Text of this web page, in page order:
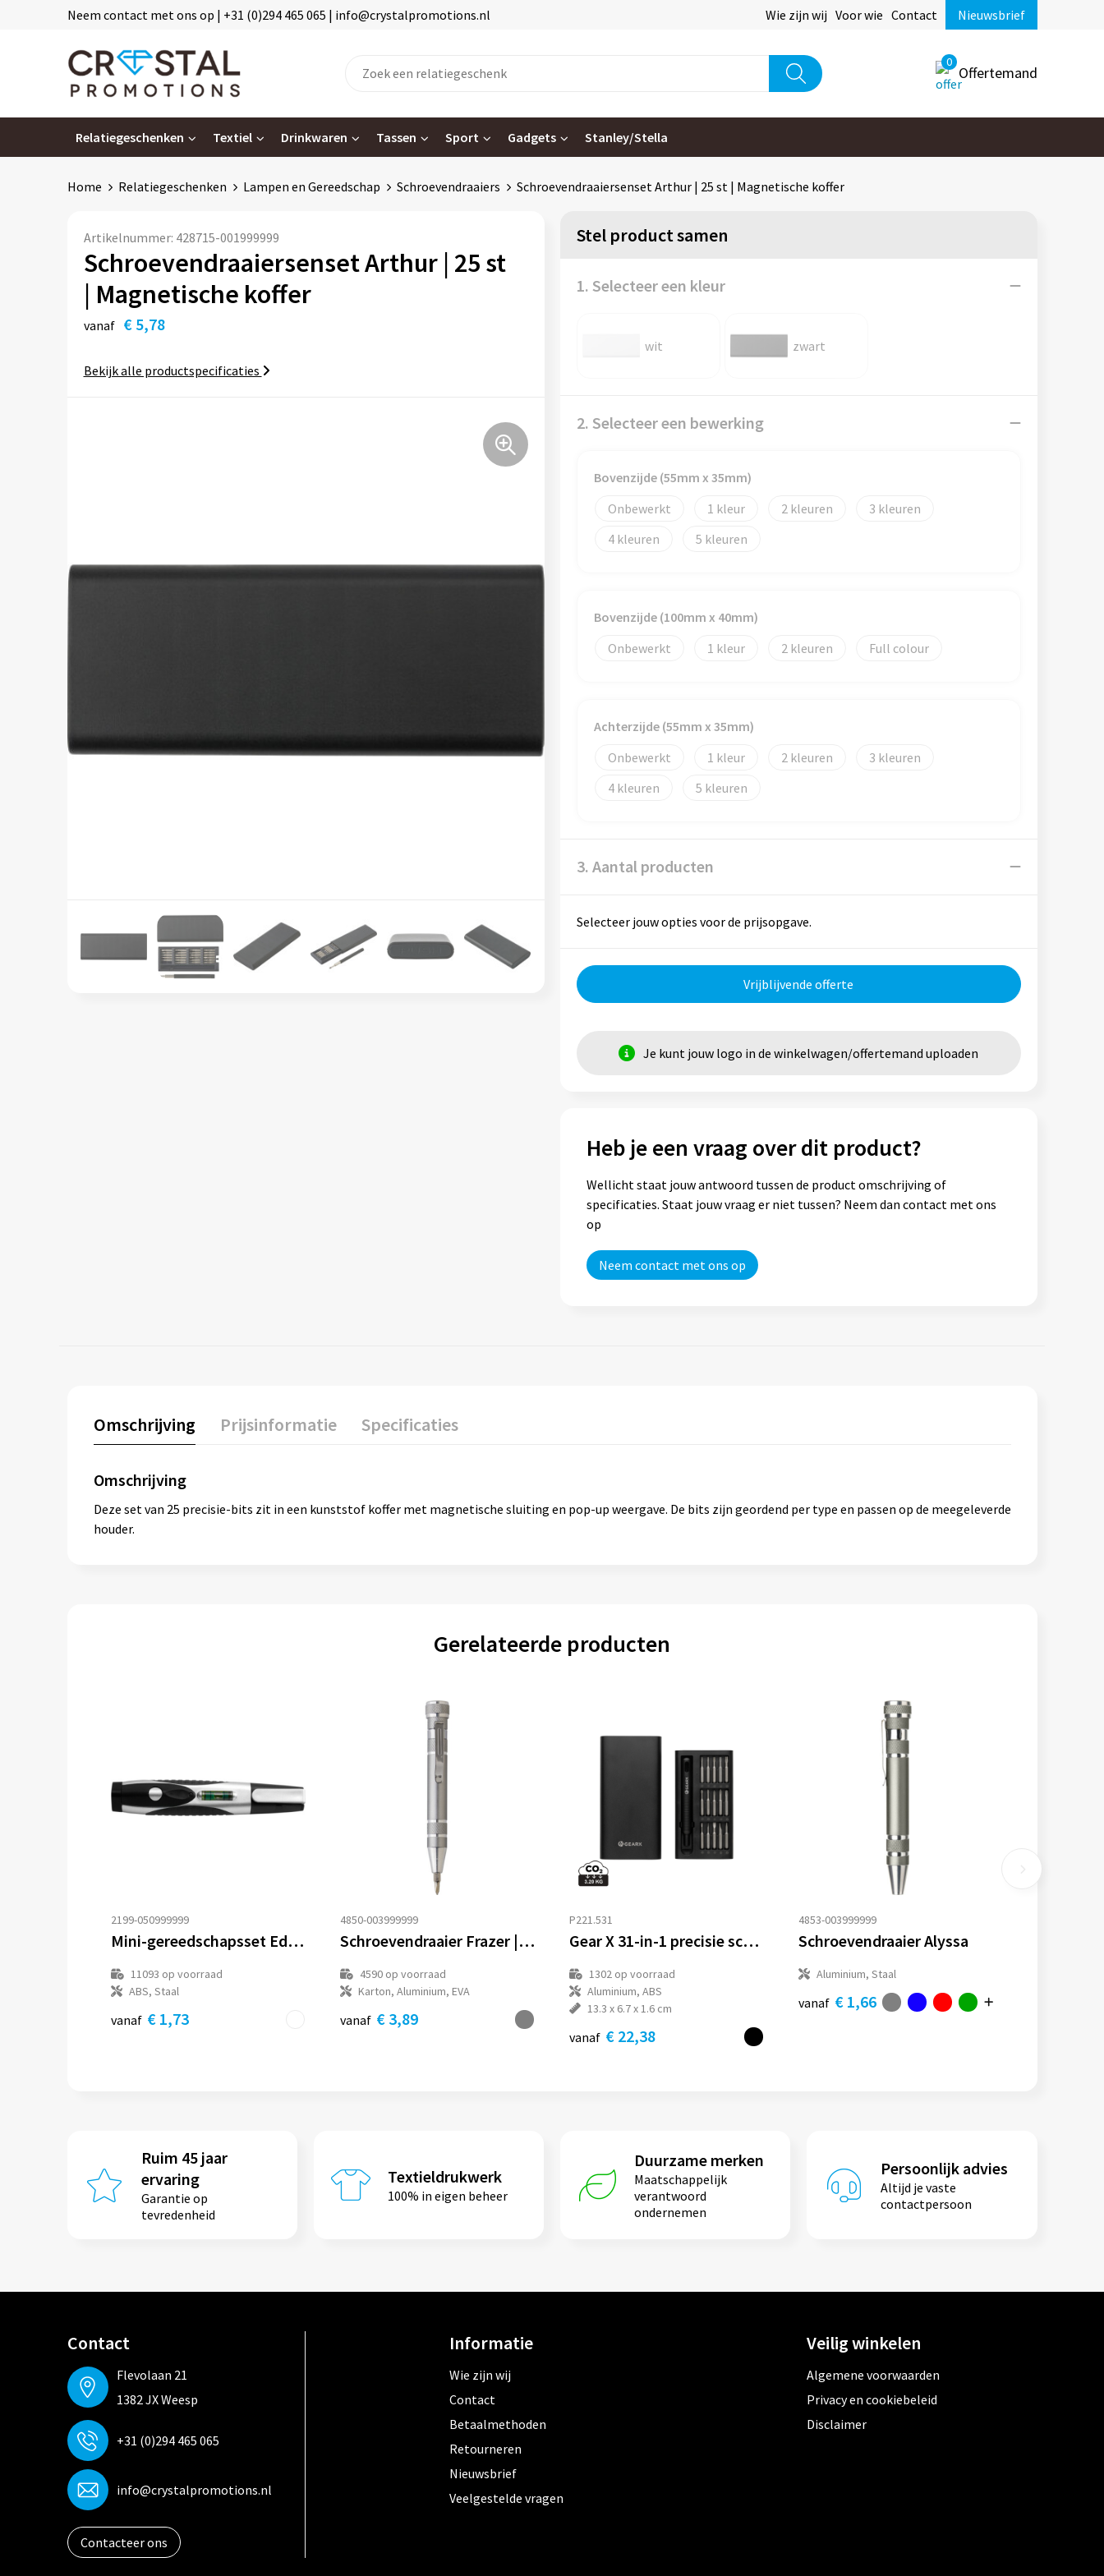
Neem contact met ons op | +31 (0)294 465 065 | info@crystalpromotions.nl Wie zijn wij Voor wie Contact Nieuwsbrief
0
Offertemand
Relatiegeschenken Textiel Drinkwaren Tassen Sport Gadgets Stanley/Stella
Home Relatiegeschenken Lampen en Gereedschap Schroevendraaiers Schroevendraaiersenset Arthur | 25 st | Magnetische koffer
Artikelnummer: 428715-001999999
Schroevendraaiersenset Arthur | 25 st
| Magnetische koffer
vanaf € 5,78
Bekijk alle productspecificaties
Stel product samen
1. Selecteer een kleur
wit zwart
2. Selecteer een bewerking
Bovenzijde (55mm x 35mm)
Onbewerkt
1 2
3
4
5
Bovenzijde (100mm x 40mm)
Onbewerkt
1 2 Full colour
Achterzijde (55mm x 35mm)
Onbewerkt
1 2
3
4
5
3. Aantal producten
Selecteer jouw opties voor de prijsopgave.
Vrijblijvende offerte
Je kunt jouw logo in de winkelwagen/offertemand uploaden
Heb je een vraag over dit product?
Wellicht staat jouw antwoord tussen de product omschrijving of
specificaties. Staat jouw vraag er niet tussen? Neem dan contact met ons
op
Neem contact met ons op
Omschrijving Prijsinformatie Specificaties
Omschrijving
Deze set van 25 precisie-bits zit in een kunststof koffer met magnetische sluiting en pop-up weergave. De bits zijn geordend per type en passen op de meegeleverde
houder.
Gerelateerde producten
2199-050999999
Mini-gereedschapsset Edith | 2-in-1 | LED
11093 op voorraad
ABS, Staal
vanaf € 1,73
4850-003999999
Schroevendraaier Frazer | Aluminium | Met lampje
4590op voorraad
Karton, Aluminium, EVA
vanaf € 3,89
P221.531
Gear X 31-in-1 precisie schroeven-draaierset
1302 op voorraad
Aluminium, ABS
13.3 x 6.7 x 1.6 cm
vanaf € 22,38
4853-003999999
Schroevendraaier Alyssa
Aluminium, Staal
vanaf € 1,66
Ruim 45 jaar
ervaring
Garantie op
tevredenheid
Textieldrukwerk
100% in eigen beheer
Duurzame merken
Maatschappelijk
verantwoord
ondernemen
Persoonlijk advies
Altijd je vaste
contactpersoon
Contact
Flevolaan 21
1382 JX Weesp
+31 (0)294 465 065
info@crystalpromotions.nl
Contacteer ons
Informatie
Wie zijn wij
Contact
Betaalmethoden
Retourneren
Nieuwsbrief
Veelgestelde vragen
Veilig winkelen
Algemene voorwaarden
Privacy en cookiebeleid
Disclaimer